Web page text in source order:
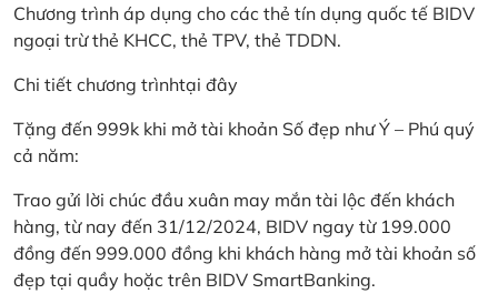
Chương trình áp dụng cho các thẻ tín dụng quốc tế BIDV
ngoại trừ thẻ KHCC, thẻ TPV, thẻ TDDN.
Chi tiết chương trìnhtại đây
Tặng đến 999k khi mở tài khoản Số đẹp như Ý – Phú quý
cả năm:
Trao gửi lời chúc đầu xuân may mắn tài lộc đến khách
hàng, từ nay đến 31/12/2024, BIDV ngay từ 199.000
đồng đến 999.000 đồng khi khách hàng mở tài khoản số
đẹp tại quầy hoặc trên BIDV SmartBanking.